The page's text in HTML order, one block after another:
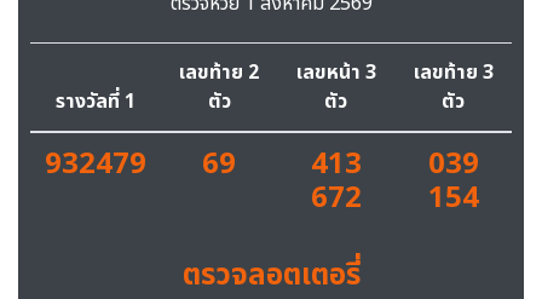
รางวัลที่ 1
เลขท้าย 2
ตัว
เลขหน้า 3
ตัว
เลขท้าย 3
ตัว
932479 69 413
672
039
154
ตรวจลอตเตอรี่